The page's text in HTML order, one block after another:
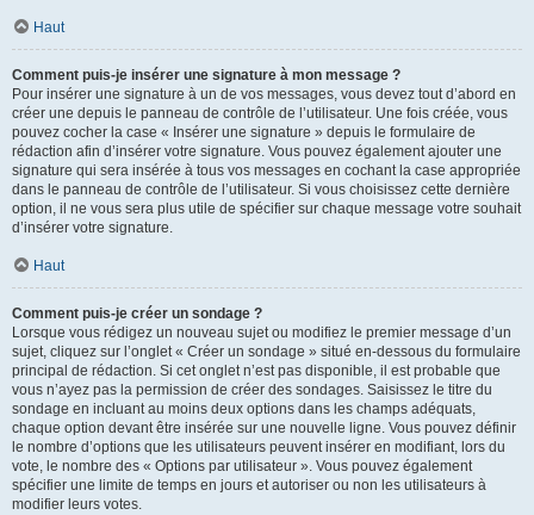
Haut
Comment puis-je insérer une signature à mon message ?
Pour insérer une signature à un de vos messages, vous devez tout d’abord en
créer une depuis le panneau de contrôle de l’utilisateur. Une fois créée, vous
pouvez cocher la case « Insérer une signature » depuis le formulaire de
rédaction afin d’insérer votre signature. Vous pouvez également ajouter une
signature qui sera insérée à tous vos messages en cochant la case appropriée
dans le panneau de contrôle de l’utilisateur. Si vous choisissez cette dernière
option, il ne vous sera plus utile de spécifier sur chaque message votre souhait
d’insérer votre signature.
Haut
Comment puis-je créer un sondage ?
Lorsque vous rédigez un nouveau sujet ou modifiez le premier message d’un
sujet, cliquez sur l’onglet « Créer un sondage » situé en-dessous du formulaire
principal de rédaction. Si cet onglet n’est pas disponible, il est probable que
vous n’ayez pas la permission de créer des sondages. Saisissez le titre du
sondage en incluant au moins deux options dans les champs adéquats,
chaque option devant être insérée sur une nouvelle ligne. Vous pouvez définir
le nombre d’options que les utilisateurs peuvent insérer en modifiant, lors du
vote, le nombre des « Options par utilisateur ». Vous pouvez également
spécifier une limite de temps en jours et autoriser ou non les utilisateurs à
modifier leurs votes.